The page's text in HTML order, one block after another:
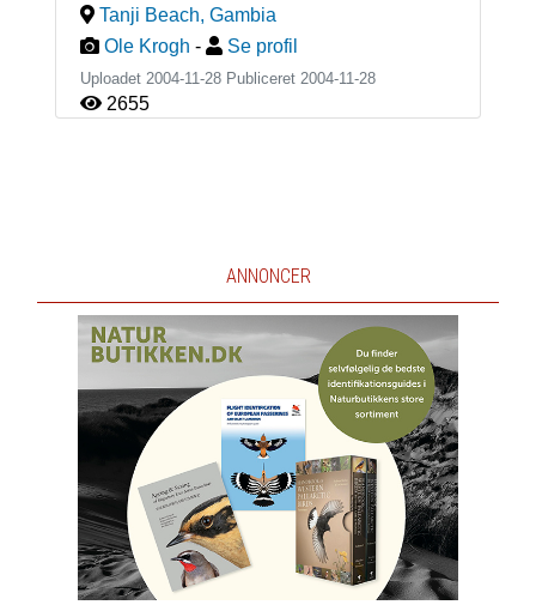
Tanji Beach, Gambia
Ole Krogh - Se profil
Uploadet 2004-11-28 Publiceret 2004-11-28
2655
ANNONCER